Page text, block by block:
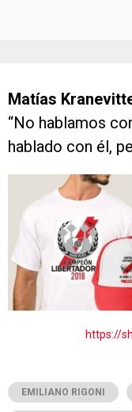
Matías
“No hablamos
hablado con él,
https://
EMILIANO RIGONI